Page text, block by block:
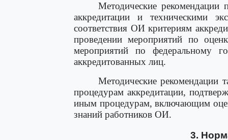
Методические рекомендации
аккредитации и техническими
соответствия ОИ критериям
проведении мероприятий по
мероприятий по федеральному
аккредитованных лиц.
Методические рекомендации
процедурам аккредитации,
иным процедурам, включающим
знаний работников ОИ.
3.